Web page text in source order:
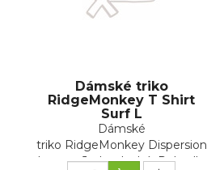
Dámské triko
RidgeMonkey T Shirt
Surf L
Dámské
triko RidgeMonkey Dispersion
LoungeJednoduché. Pohodl...